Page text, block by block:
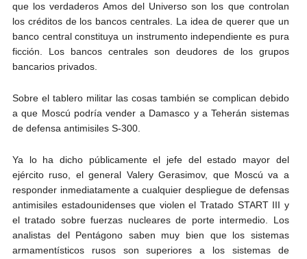
que los verdaderos Amos del Universo son los que controlan
los créditos de los bancos centrales. La idea de querer que un
banco central constituya un instrumento independiente es pura
ficción. Los bancos centrales son deudores de los grupos
bancarios privados.
Sobre el tablero militar las cosas también se complican debido
a que Moscú podría vender a Damasco y a Teherán sistemas
de defensa antimisiles S-300.
Ya lo ha dicho públicamente el jefe del estado mayor del
ejército ruso, el general Valery Gerasimov, que Moscú va a
responder inmediatamente a cualquier despliegue de defensas
antimisiles estadounidenses que violen el Tratado START III y
el tratado sobre fuerzas nucleares de porte intermedio. Los
analistas del Pentágono saben muy bien que los sistemas
armamentísticos rusos son superiores a los sistemas de